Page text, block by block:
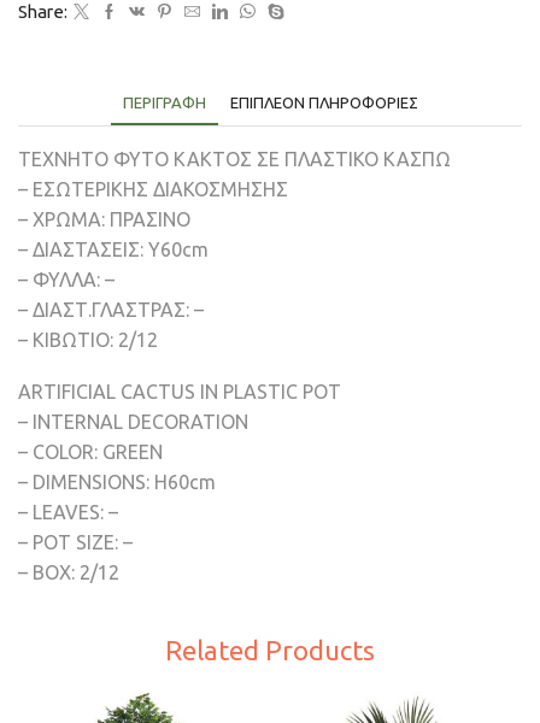
Share:
ΠΕΡΙΓΡΑΦΉ ΕΠΙΠΛΈΟΝ ΠΛΗΡΟΦΟΡΊΕΣ
ΤΕΧΝΗΤΟ ΦΥΤΟ ΚΑΚΤΟΣ ΣΕ ΠΛΑΣΤΙΚΟ ΚΑΣΠΩ
– ΕΣΩΤΕΡΙΚΗΣ ΔΙΑΚΟΣΜΗΣΗΣ
– ΧΡΩΜΑ: ΠΡΑΣΙΝΟ
– ΔΙΑΣΤΑΣΕΙΣ: Υ60cm
– ΦΥΛΛΑ: –
– ΔΙΑΣΤ.ΓΛΑΣΤΡΑΣ: –
– ΚΙΒΩΤΙΟ: 2/12
ARTIFICIAL CACTUS IN PLASTIC POT
– INTERNAL DECORATION
– COLOR: GREEN
– DIMENSIONS: H60cm
– LEAVES: –
– POT SIZE: –
– BOX: 2/12
Related Products